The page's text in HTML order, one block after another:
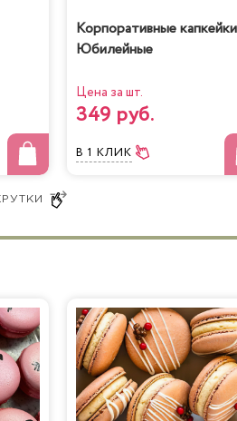
Корпоративные капкейки
Юбилейные
Цена за шт.
349 руб.
В 1 КЛИК